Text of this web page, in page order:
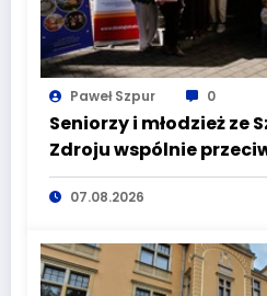
Paweł Szpur 0
Seniorzy i młodzież ze
Zdroju wspólnie
i manipulacji
07.08.2026